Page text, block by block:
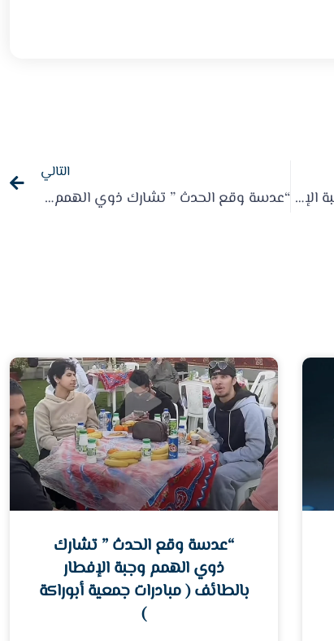
عدسة الغد” تشارك ذوي الهمم وجبة الإفطار بالطائف ( مبادرات جمعية أبوراكة )
التالي
“عدسة وقع الحدث ” تشارك ذوي الهمم وجبة الإفطار بالطائف ( مبادرات جمعية أبوراكة )
“عدسة وقع الحدث ” تشارك
ذوي الهمم وجبة الإفطار
بالطائف ( مبادرات جمعية أبوراكة
)